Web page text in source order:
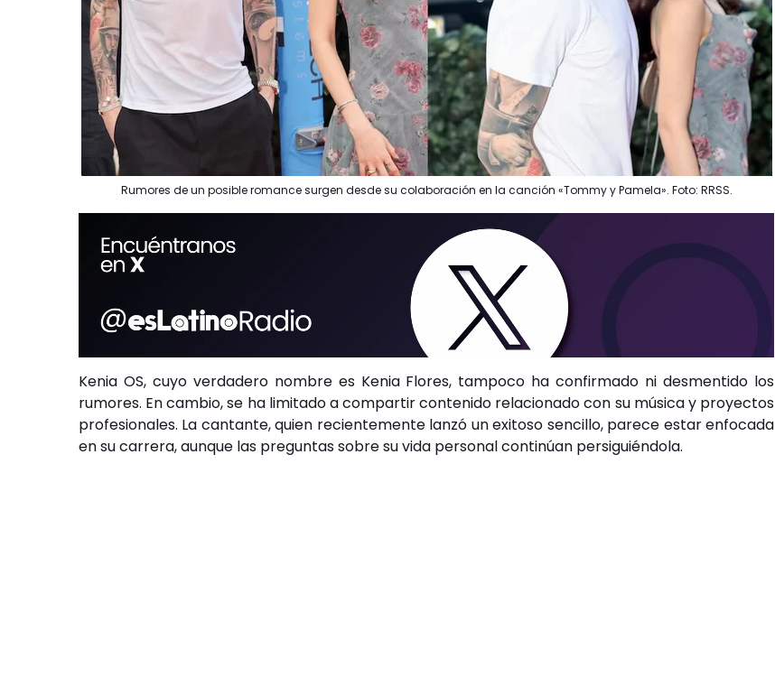
Rumores de un posible romance surgen desde su colaboración en la canción «Tommy y Pamela». Foto: RRSS.
Kenia OS, cuyo verdadero nombre es Kenia Flores, tampoco ha confirmado ni desmentido los
rumores. En cambio, se ha limitado a compartir contenido relacionado con su música y proyectos
profesionales. La cantante, quien recientemente lanzó un exitoso sencillo, parece estar enfocada
en su carrera, aunque las preguntas sobre su vida personal continúan persiguiéndola.